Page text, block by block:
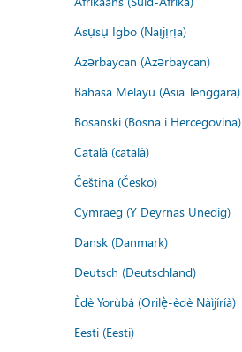
Asụsụ Igbo (Naịjịrịa)
Azərbaycan (Azərbaycan)
Bahasa Melayu (Asia Tenggara)
Bosanski (Bosna i Hercegovina)
Català (català)
Čeština (Česko)
Cymraeg (Y Deyrnas Unedig)
Dansk (Danmark)
Deutsch (Deutschland)
Èdè Yorùbá (Orilẹ̀-èdè Nàìjíríà)
Eesti (Eesti)